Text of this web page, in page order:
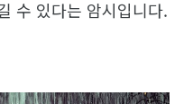
수 있다는 암시입니다.